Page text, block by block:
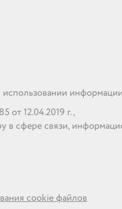
информации
12.04.2019 г.,
в сфере связи,
cookie файлов